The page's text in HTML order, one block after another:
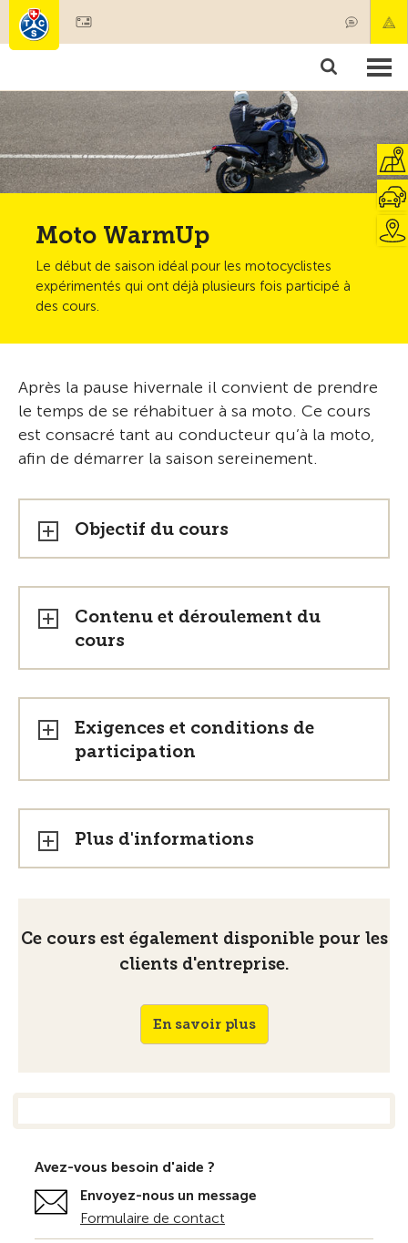
Membres & prestations
Tests, sécurité & santé
Moto WarmUp
Le début de saison idéal pour les motocyclistes
expérimentés qui ont déjà plusieurs fois participé à
des cours.
Après la pause hivernale il convient de prendre
le temps de se réhabituer à sa moto. Ce cours
est consacré tant au conducteur qu’à la moto,
afin de démarrer la saison sereinement.
Objectif du cours
Contenu et déroulement du
cours
Exigences et conditions de
participation
Plus d'informations
Ce cours est également disponible pour les
clients d'entreprise.
En savoir plus
Avez-vous besoin d'aide ?
Envoyez-nous un message
Formulaire de contact